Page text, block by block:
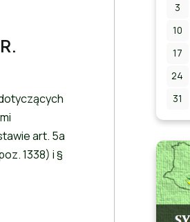
art. 5a
1338) i §
3
10
17
24
31